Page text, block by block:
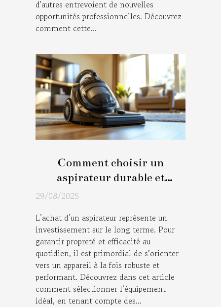
d'autres entrevoient de nouvelles
opportunités professionnelles. Découvrez
comment cette...
Comment choisir un
aspirateur durable et
performant ?
29/08/2025
L’achat d’un aspirateur représente un
investissement sur le long terme. Pour
garantir propreté et efficacité au
quotidien, il est primordial de s’orienter
vers un appareil à la fois robuste et
performant. Découvrez dans cet article
comment sélectionner l’équipement
idéal, en tenant compte des...